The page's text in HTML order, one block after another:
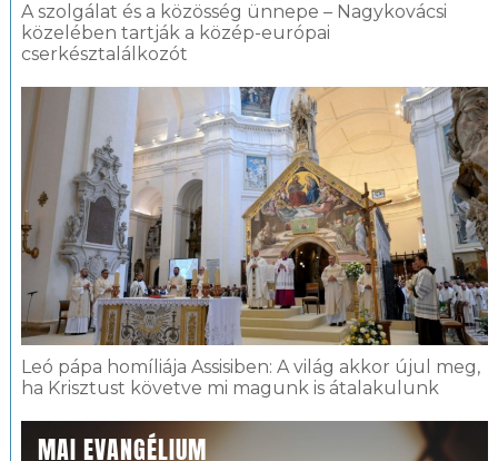
A szolgálat és a közösség ünnepe – Nagykovácsi
közelében tartják a közép-európai
cserkésztalálkozót
Leó pápa homíliája Assisiben: A világ akkor újul meg,
ha Krisztust követve mi magunk is átalakulunk
MAI EVANGÉLIUM